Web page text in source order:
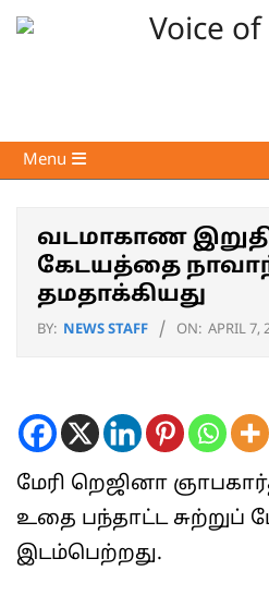
Skip
Voice
of
Primary
Navigation
Menu
வடமாகாண
கேடயத்தை
தமதாக்கியது
BY: NEWS STAFF ON: APRIL 7,
மேரி றெஜினா
உதை பந்தாட்ட சுற்றுப்
இடம்பெற்றது.